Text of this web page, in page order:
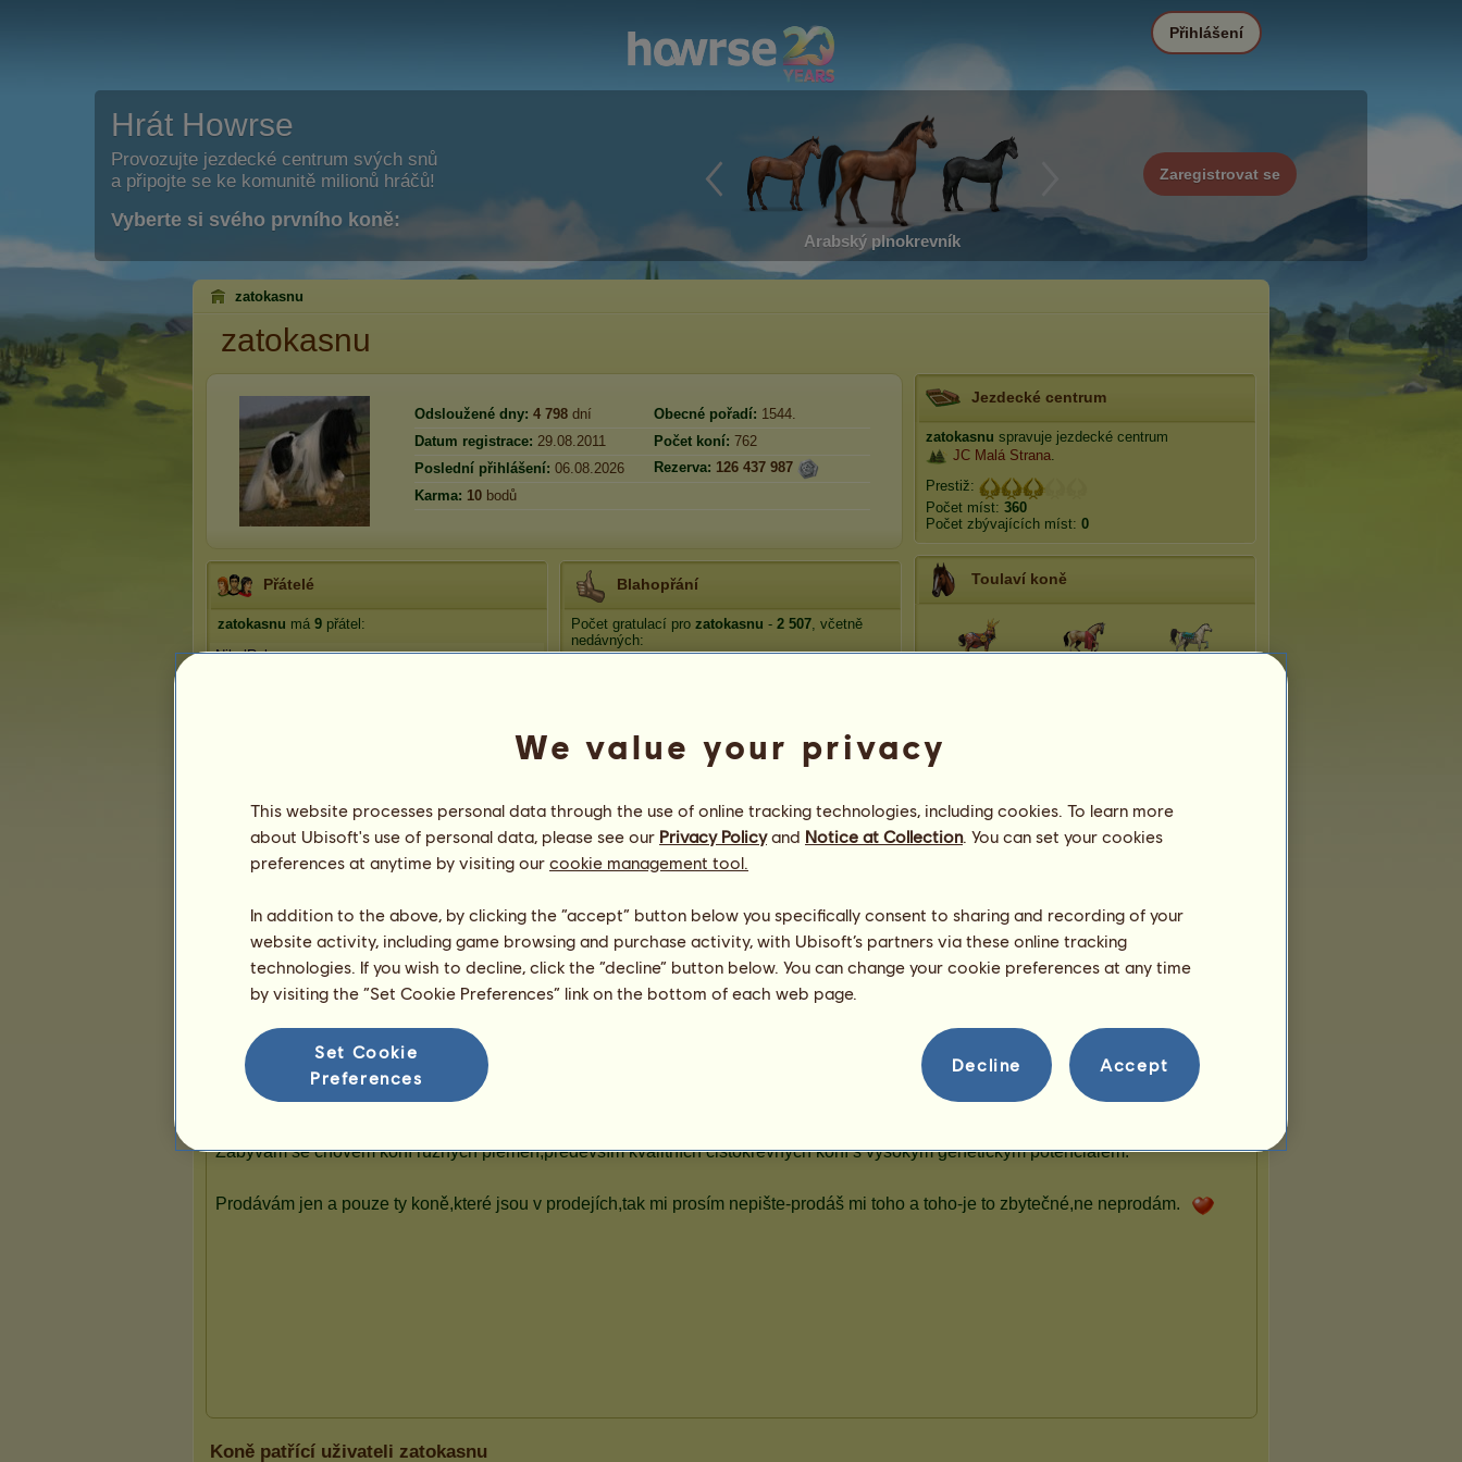
Hrát Howrse
Provozujte jezdecké centrum svých snů
a připojte se ke komunitě milionů hráčů!
Vyberte si svého prvního koně:
Arabský plnokrevník
Zaregistrovat se
Přihlášení
zatokasnu
zatokasnu
Odsloužené dny: 4 798 dní Obecné pořadí: 1544.
Datum registrace: 29.08.2011 Počet koní: 762
Poslední přihlášení: 06.08.2026 Rezerva: 126 437 987
Karma: 10 bodů
Přátelé
zatokasnu má 9 přátel:
NikolRake
Blahopřání
Počet gratulací pro zatokasnu - 2 507, včetně
nedávných:
KARIN
před 47 dní
Trofeje
1 14 57 151
Jezdecké centrum
zatokasnu spravuje jezdecké centrum
JC Malá Strana.
Prestiž:
Počet míst: 360
Počet zbývajících míst: 0
Toulaví koně
Apollón Mediterraneo
Prezentace
Koně patřící uživateli zatokasnu
We value your privacy
This website processes personal data through the use of online tracking technologies, including cookies. To learn more
about Ubisoft's use of personal data, please see our Privacy Policyand Notice at Collection. You can set your cookies
preferences at anytime by visiting our cookie management tool.
In addition to the above, by clicking the “accept” button below you specifically consent to sharing and recording of your
website activity, including game browsing and purchase activity, with Ubisoft’s partners via these online tracking
technologies. If you wish to decline, click the “decline” button below. You can change your cookie preferences at any time
by visiting the “Set Cookie Preferences” link on the bottom of each web page.
Set Cookie
Preferences
Decline Accept